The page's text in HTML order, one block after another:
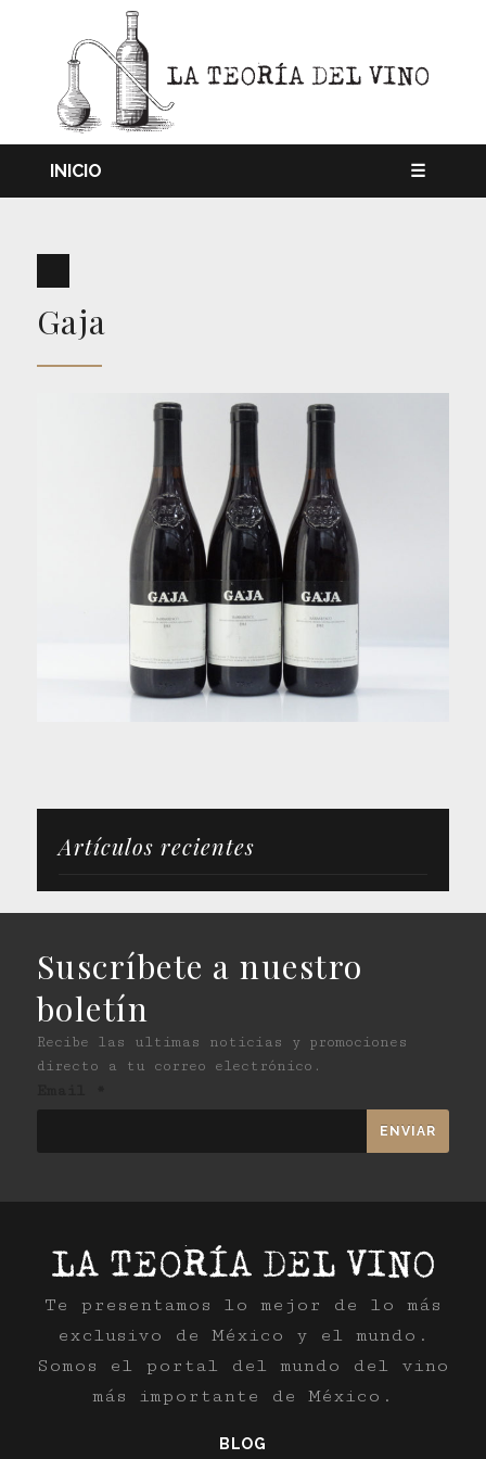
INICIO ☰
Gaja
Artículos recientes
Suscríbete a nuestro
boletín
Recibe las ultimas noticias y promociones
directo a tu correo electrónico.
Te presentamos lo mejor de lo más
exclusivo de México y el mundo.
Somos el portal del mundo del vino
más importante de México.
BLOG